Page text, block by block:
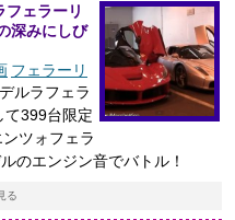
ェラーリ
深みにしび
フェラーリ
ルラフェラ
て399台限定
ツォフェラ
のエンジン音でバトル！
る